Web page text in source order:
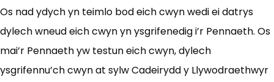
Os nad ydych yn teimlo bod eich cwyn wedi ei datrys
dylech wneud eich cwyn yn ysgrifenedig i’r Pennaeth. Os
mai’r Pennaeth yw testun eich cwyn, dylech
ysgrifennu’ch cwyn at sylw Cadeirydd y Llywodraethwyr